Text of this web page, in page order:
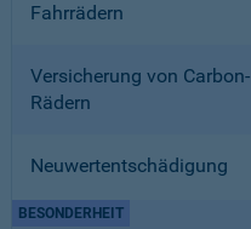
Fahrrädern
Versicherung von Carbon-
Rädern
Neuwertentschädigung
BESONDERHEIT